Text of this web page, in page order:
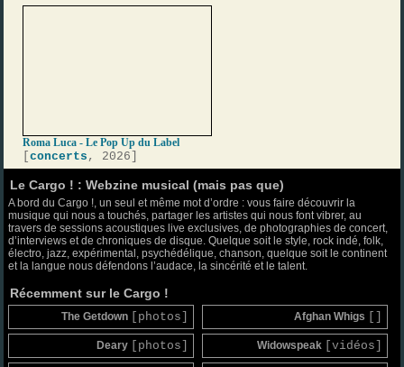
Roma Luca - Le Pop Up du Label
[concerts , 2026]
Le Cargo ! : Webzine musical (mais pas que)
A bord du Cargo !, un seul et même mot d’ordre : vous faire découvrir la
musique qui nous a touchés, partager les artistes qui nous font vibrer, au
travers de sessions acoustiques live exclusives, de photographies de concert,
d’interviews et de chroniques de disque. Quelque soit le style, rock indé, folk,
électro, jazz, expérimental, psychédélique, chanson, quelque soit le continent
et la langue nous défendons l’audace, la sincérité et le talent.
Récemment sur le Cargo !
The Getdown [photos] Afghan Whigs
Deary [photos] Widowspeak [vidéos]